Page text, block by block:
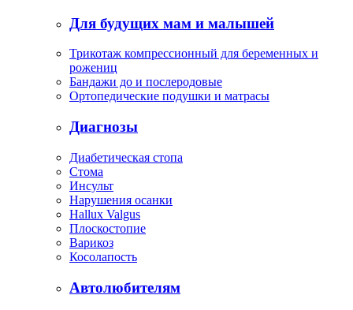
Для будущих мам и малышей
Трикотаж компрессионный для беременных и
рожениц
Бандажи до и послеродовые
Ортопедические подушки и матрасы
Диагнозы
Диабетическая стопа
Стома
Инсульт
Нарушения осанки
Hallux Valgus
Плоскостопие
Варикоз
Косолапость
Автолюбителям